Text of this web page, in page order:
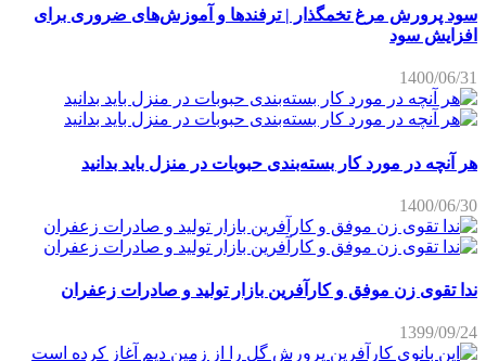
سود پرورش مرغ تخمگذار | ترفندها و آموزش‌های ضروری برای
افزایش سود
1400/06/31
هر آنچه در مورد کار بسته‌بندی حبوبات در منزل باید بدانید
1400/06/30
ندا تقوی زن موفق و کارآفرین بازار تولید و صادرات زعفران
1399/09/24